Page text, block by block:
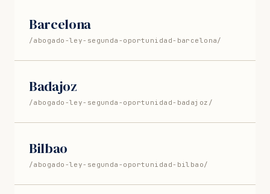
Barcelona
/abogado-ley-segunda-oportunidad-barcelona/
Badajoz
/abogado-ley-segunda-oportunidad-badajoz/
Bilbao
/abogado-ley-segunda-oportunidad-bilbao/